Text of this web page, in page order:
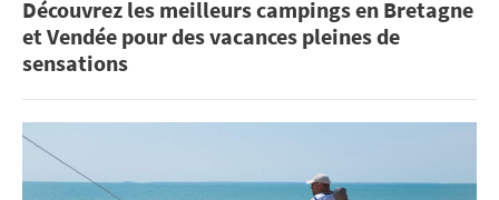
Découvrez les meilleurs campings en Bretagne
et Vendée pour des vacances pleines de
sensations